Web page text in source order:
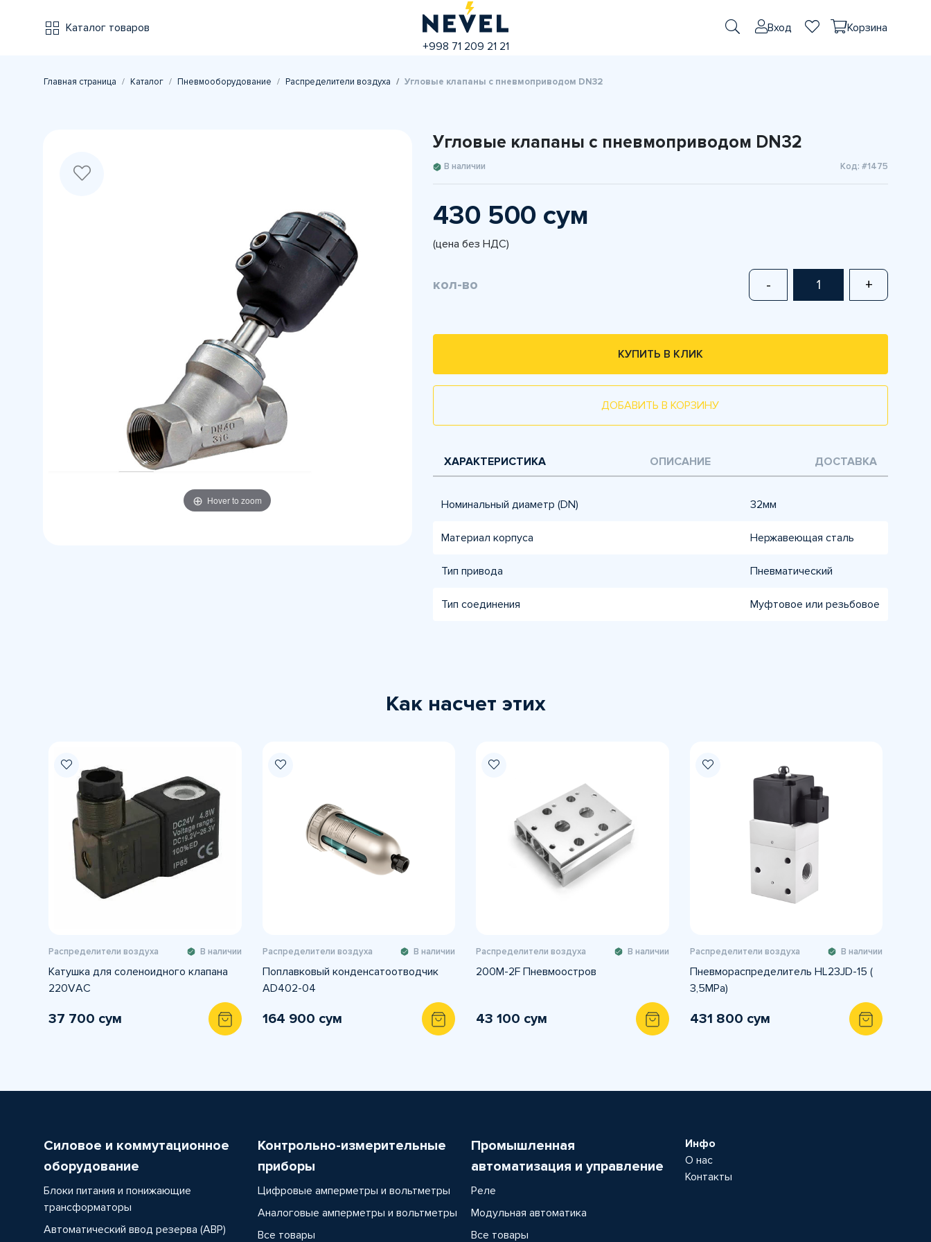
Каталог товаров
+998 71 209 21 21
Вход Корзина
Главная страница Каталог Пневмооборудование Распределители воздуха Угловые клапаны с пневмоприводом DN32
Hover to zoom
Угловые клапаны с пневмоприводом DN32
В наличии Код: #1475
430 500 сум
(цена без НДС)
кол-во - +
КУПИТЬ В КЛИК
ДОБАВИТЬ В КОРЗИНУ
ХАРАКТЕРИСТИКА ОПИСАНИЕ ДОСТАВКА
Номинальный диаметр (DN) 32мм
Материал корпуса Нержавеющая сталь
Тип привода Пневматический
Тип соединения Муфтовое или резьбовое
Как насчет этих
Распределители воздуха В наличии
Катушка для соленоидного клапана
220VАC
37 700 сум
Распределители воздуха В наличии
Поплавковый конденсатоотводчик
AD402-04
164 900 сум
Распределители воздуха В наличии
200M-2F Пневмоостров
43 100 сум
Распределители воздуха В наличии
Пневмораспределитель HL23JD-15 (
3,5MPa)
431 800 сум
Силовое и коммутационное
оборудование
Блоки питания и понижающие
трансформаторы
Автоматический ввод резерва (АВР)
Контрольно-измерительные
приборы
Цифровые амперметры и вольтметры
Аналоговые амперметры и вольтметры
Все товары
Промышленная
автоматизация и управление
Реле
Модульная автоматика
Все товары
Инфо
О нас
Контакты